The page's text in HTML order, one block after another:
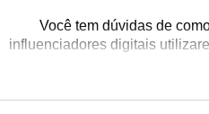
Você tem dúvidas de
influenciadores digitais